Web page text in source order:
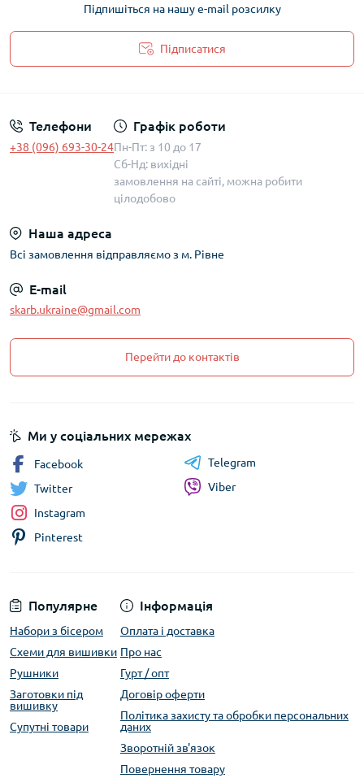
Підпишіться на нашу e-mail розсилку
Підписатися
Телефони
+38 (096) 693-30-24
Графік роботи
Пн-Пт: з 10 до 17
Сб-Нд: вихідні
замовлення на сайті, можна робити
цілодобово
Наша адреса
Всі замовлення відправляємо з м. Рівне
E-mail
skarb.ukraine@gmail.com
Перейти до контактів
Популярне
Набори з бісером
Схеми для вишивки
Рушники
Заготовки під
вишивку
Супутні товари
Інформація
Оплата і доставка
Про нас
Гурт / опт
Договір оферти
Політика захисту та обробки персональних
даних
Зворотній зв'язок
Повернення товару
Ми у соціальних мережах
Facebook
Twitter
Instagram
Pinterest
Telegram
Viber